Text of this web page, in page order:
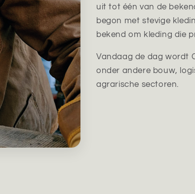
uit tot één van de
begon met stevige
bekend om kleding die
Vandaag de dag wordt
onder andere bouw,
agrarische sectoren.